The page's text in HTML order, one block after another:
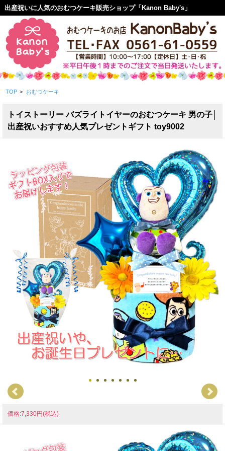
出産祝いに人気のおむつケーキ販売ショップ「Kanon Baby's」
TOP > おむつケーキ
トイストーリー バズライトイヤーのおむつケーキ 男の子│
出産祝いおすすめ人気プレゼントギフト toy9002
価格:7,330円(税込)